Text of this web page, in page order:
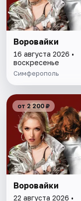
Воровайки
16 августа 2026 •
воскресенье
Симферополь
от 2 200 ₽
Воровайки
22 августа 2026 •